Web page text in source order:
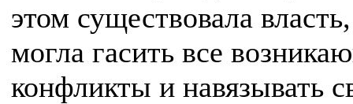
этом существовала
могла гасить все
конфликты и навязывать